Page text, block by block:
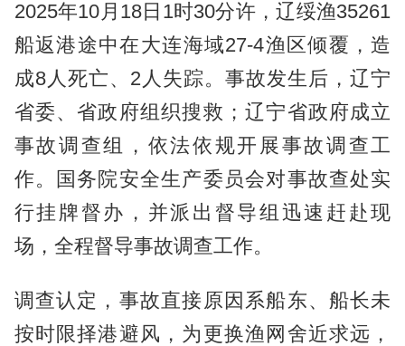
2025年10月18日1时30分许，辽绥渔35261
船返港途中在大连海域27-4渔区倾覆，造
成8人死亡、2人失踪。事故发生后，辽宁
省委、省政府组织搜救；辽宁省政府成立
事故调查组，依法依规开展事故调查工
作。国务院安全生产委员会对事故查处实
行挂牌督办，并派出督导组迅速赶赴现
场，全程督导事故调查工作。
调查认定，事故直接原因系船东、船长未
按时限择港避风，为更换渔网舍近求远，